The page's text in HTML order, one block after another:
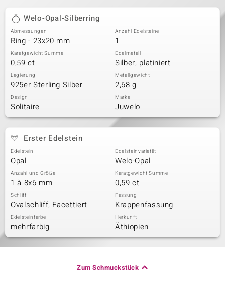
Classics
Welo-Opal-Silberring
Abmessungen
Ring - 23x20 mm
Anzahl Edelsteine
1
Karatgewicht Summe
0,59 ct
Edelmetall
Silber, platiniert
Legierung
925er Sterling Silber
Metallgewicht
2,68 g
Design
Solitaire
Marke
Juwelo
Erster Edelstein
Edelstein
Opal
Edelsteinvarietät
Welo-Opal
Anzahl und Größe
1 à 8x6 mm
Karatgewicht Summe
0,59 ct
Schliff
Ovalschliff, Facettiert
Fassung
Krappenfassung
Edelsteinfarbe
mehrfarbig
Herkunft
Äthiopien
Zum Schmuckstück